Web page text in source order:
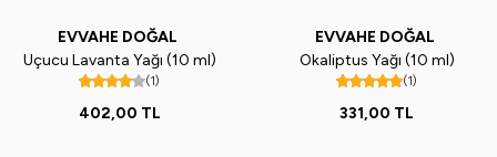
EVVAHE DOĞAL
Uçucu Lavanta Yağı (10 ml)
(1)
402,00 TL
EVVAHE DOĞAL
Okaliptus Yağı (10 ml)
(1)
331,00 TL